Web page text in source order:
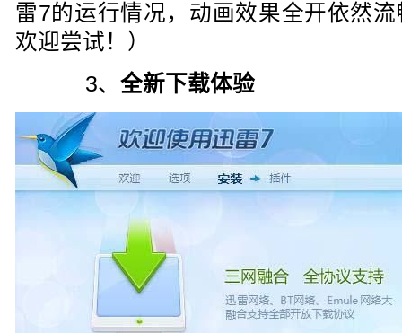
雷7的运行情况，动画效果全开依然
欢迎尝试！）
3、全新下载体验